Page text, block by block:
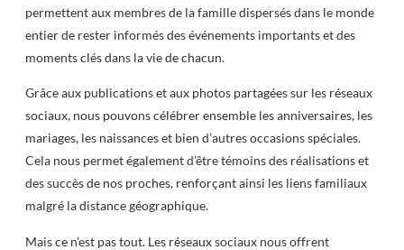
permettent aux membres de la famille dispersés dans le monde
entier de rester informés des événements importants et des
moments clés dans la vie de chacun.
Grâce aux publications et aux photos partagées sur les réseaux
sociaux, nous pouvons célébrer ensemble les anniversaires, les
mariages, les naissances et bien d’autres occasions spéciales.
Cela nous permet également d’être témoins des réalisations et
des succès de nos proches, renforçant ainsi les liens familiaux
malgré la distance géographique.
Mais ce n’est pas tout. Les réseaux sociaux nous offrent